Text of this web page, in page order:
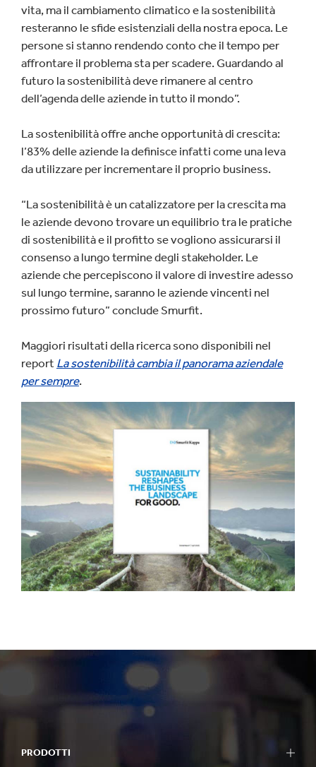
vita, ma il cambiamento climatico e la sostenibilità
resteranno le sfide esistenziali della nostra epoca. Le
persone si stanno rendendo conto che il tempo per
affrontare il problema sta per scadere. Guardando al
futuro la sostenibilità deve rimanere al centro
dell’agenda delle aziende in tutto il mondo”.
La sostenibilità offre anche opportunità di crescita:
l’83% delle aziende la definisce infatti come una leva
da utilizzare per incrementare il proprio business.
“La sostenibilità è un catalizzatore per la crescita ma
le aziende devono trovare un equilibrio tra le pratiche
di sostenibilità e il profitto se vogliono assicurarsi il
consenso a lungo termine degli stakeholder. Le
aziende che percepiscono il valore di investire adesso
sul lungo termine, saranno le aziende vincenti nel
prossimo futuro” conclude Smurfit.
Maggiori risultati della ricerca sono disponibili nel
report La sostenibilità cambia il panorama aziendale
per sempre.
PRODOTTI